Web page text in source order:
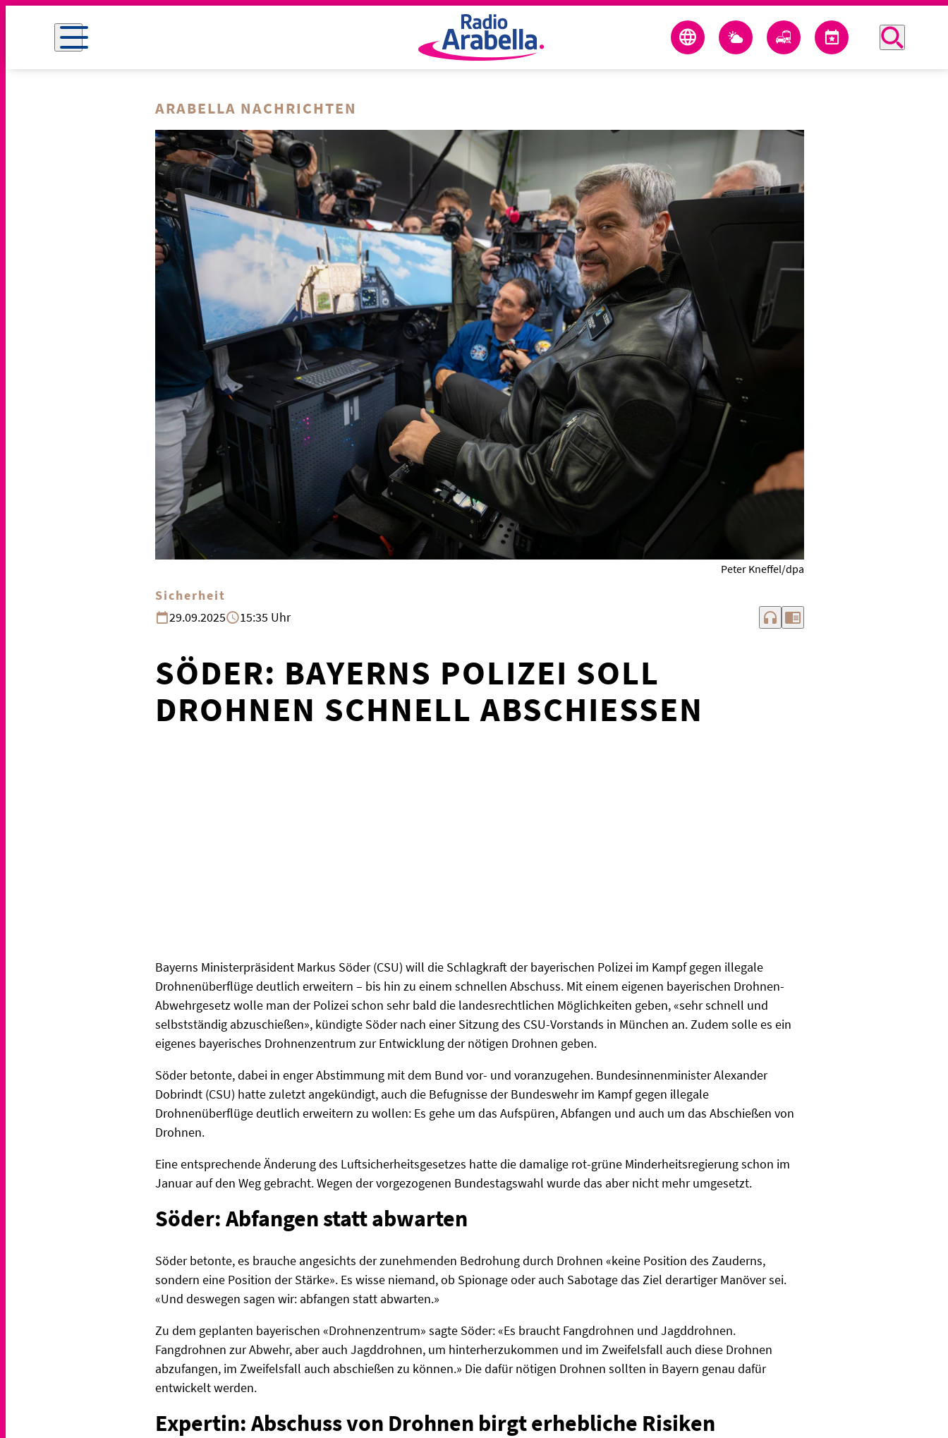
ARABELLA NACHRICHTEN
Peter Kneffel/dpa
Sicherheit
29.09.2025
15:35 Uhr headphones chrome_reader_mode
SÖDER: BAYERNS POLIZEI SOLL
DROHNEN SCHNELL ABSCHIESSEN
Bayerns Ministerpräsident Markus Söder (CSU) will die Schlagkraft der bayerischen Polizei im Kampf gegen illegale
Drohnenüberflüge deutlich erweitern – bis hin zu einem schnellen Abschuss. Mit einem eigenen bayerischen Drohnen-
Abwehrgesetz wolle man der Polizei schon sehr bald die landesrechtlichen Möglichkeiten geben, «sehr schnell und
selbstständig abzuschießen», kündigte Söder nach einer Sitzung des CSU-Vorstands in München an. Zudem solle es ein
eigenes bayerisches Drohnenzentrum zur Entwicklung der nötigen Drohnen geben.
Söder betonte, dabei in enger Abstimmung mit dem Bund vor- und voranzugehen. Bundesinnenminister Alexander
Dobrindt (CSU) hatte zuletzt angekündigt, auch die Befugnisse der Bundeswehr im Kampf gegen illegale
Drohnenüberflüge deutlich erweitern zu wollen: Es gehe um das Aufspüren, Abfangen und auch um das Abschießen von
Drohnen.
Eine entsprechende Änderung des Luftsicherheitsgesetzes hatte die damalige rot-grüne Minderheitsregierung schon im
Januar auf den Weg gebracht. Wegen der vorgezogenen Bundestagswahl wurde das aber nicht mehr umgesetzt.
Söder: Abfangen statt abwarten
Söder betonte, es brauche angesichts der zunehmenden Bedrohung durch Drohnen «keine Position des Zauderns,
sondern eine Position der Stärke». Es wisse niemand, ob Spionage oder auch Sabotage das Ziel derartiger Manöver sei.
«Und deswegen sagen wir: abfangen statt abwarten.»
Zu dem geplanten bayerischen «Drohnenzentrum» sagte Söder: «Es braucht Fangdrohnen und Jagddrohnen.
Fangdrohnen zur Abwehr, aber auch Jagddrohnen, um hinterherzukommen und im Zweifelsfall auch diese Drohnen
abzufangen, im Zweifelsfall auch abschießen zu können.» Die dafür nötigen Drohnen sollten in Bayern genau dafür
entwickelt werden.
Expertin: Abschuss von Drohnen birgt erhebliche Risiken